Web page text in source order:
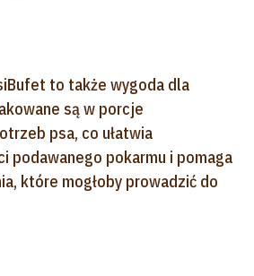
to także wygoda dla
są w porcje
psa, co ułatwia
podawanego pokarmu i pomaga
które mogłoby prowadzić do